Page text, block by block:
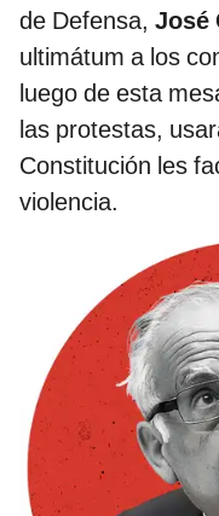
de Defensa, José
ultimátum a los
luego de esta
las protestas,
Constitución les
violencia.